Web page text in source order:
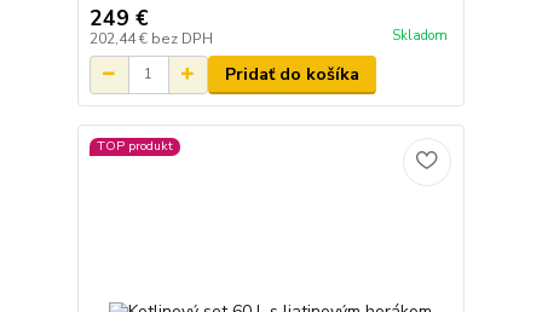
249 €
202,44 € bez DPH Skladom
Pridať do košíka
TOP produkt